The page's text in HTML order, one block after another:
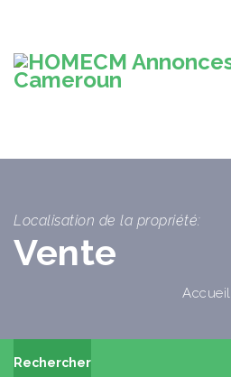
Localisation de la propriété:
Vente
Accueil
Rechercher